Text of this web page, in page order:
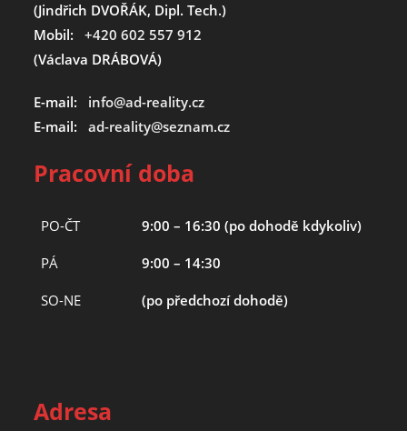
(Jindřich DVOŘÁK, Dipl. Tech.)
Mobil:+420 602 557 912
(Václava DRÁBOVÁ)
E-mail: info@ad-reality.cz
E-mail:ad-reality@seznam.cz
Pracovní doba
PO-ČT 9:00 – 16:30 (po dohodě kdykoliv)
PÁ 9:00 – 14:30
SO-NE (po předchozí dohodě)
Adresa